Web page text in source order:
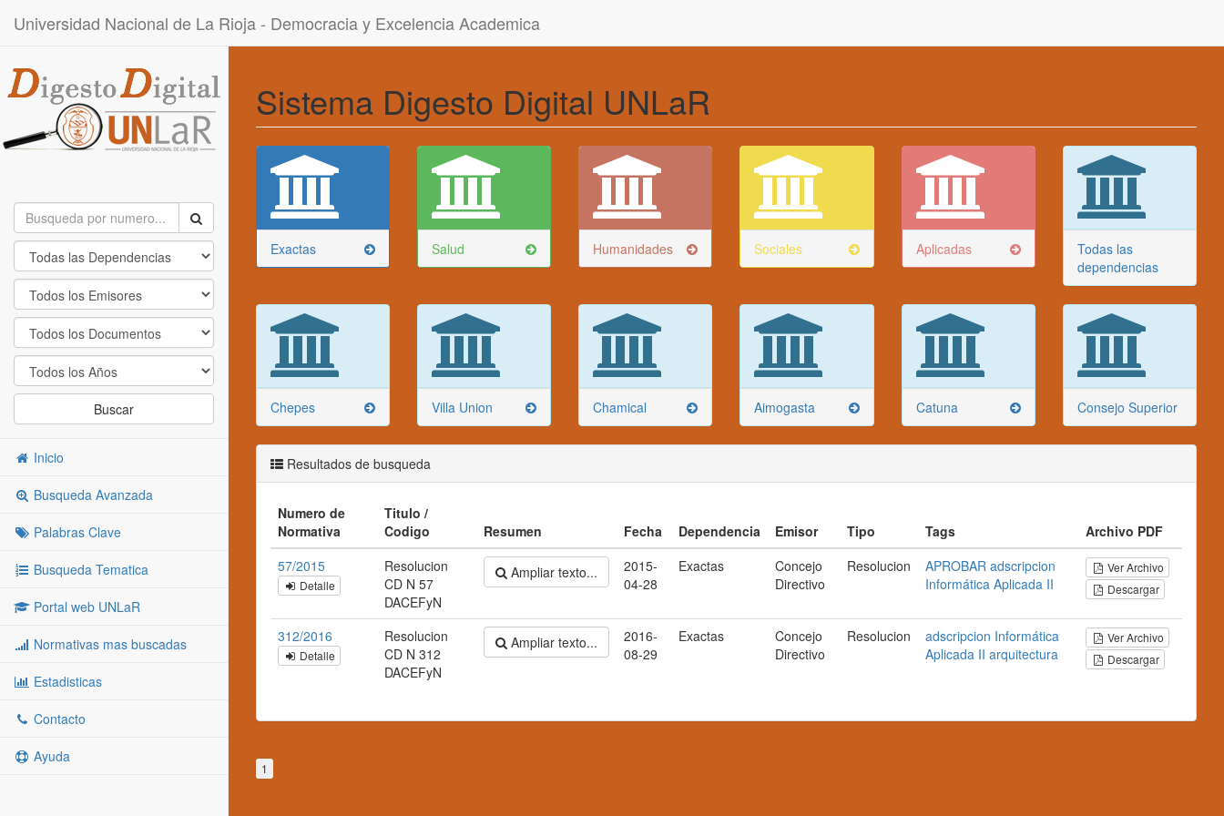
Universidad Nacional de La Rioja - Democracia y Excelencia Academica
Buscar
Inicio
Busqueda Avanzada
Palabras Clave
Busqueda Tematica
Portal web UNLaR
Normativas mas buscadas
Estadisticas
Contacto
Ayuda
Sistema Digesto Digital UNLaR
Exactas Salud Humanidades Sociales Aplicadas
Todas las
dependencias
Chepes Villa Union Chamical Aimogasta Catuna Consejo Superior
Resultados de busqueda
Numero de
Normativa
Titulo /
Codigo
Resumen Fecha Dependencia Emisor Tipo Tags
Archivo PDF
57/2015
Detalle
Resolucion
CD N 57
DACEFyN
Ampliar texto...
2015-
04-28
Exactas
Concejo
Directivo
Resolucion APROBAR adscripcion
Informática Aplicada II
Ver Archivo
Descargar
312/2016
Detalle
Resolucion
CD N 312
DACEFyN
Ampliar texto...
2016-
08-29
Exactas
Concejo
Directivo
Resolucion adscripcion Informática
Aplicada II arquitectura
Ver Archivo
Descargar
1